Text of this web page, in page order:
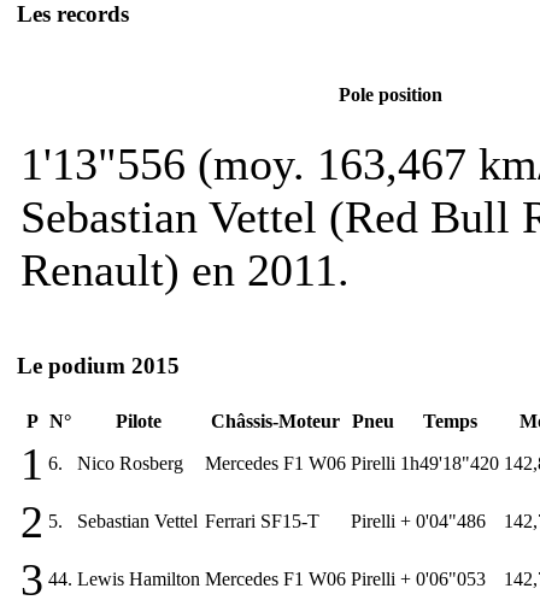
Les records
Pole position
1'13"556 (moy. 163,467
Sebastian Vettel (Red Bull
Renault) en 2011.
Le podium 2015
P N° Pilote Châssis-Moteur Pneu Temps
1 6. Nico Rosberg Mercedes F1 W06 Pirelli 1h49'18"420
2 5. Sebastian Vettel Ferrari SF15-T Pirelli + 0'04"486
3 44. Lewis Hamilton Mercedes F1 W06 Pirelli + 0'06"053